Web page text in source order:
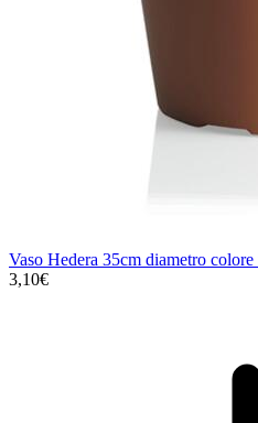
Vaso Hedera 35cm diametro colore
3,10€